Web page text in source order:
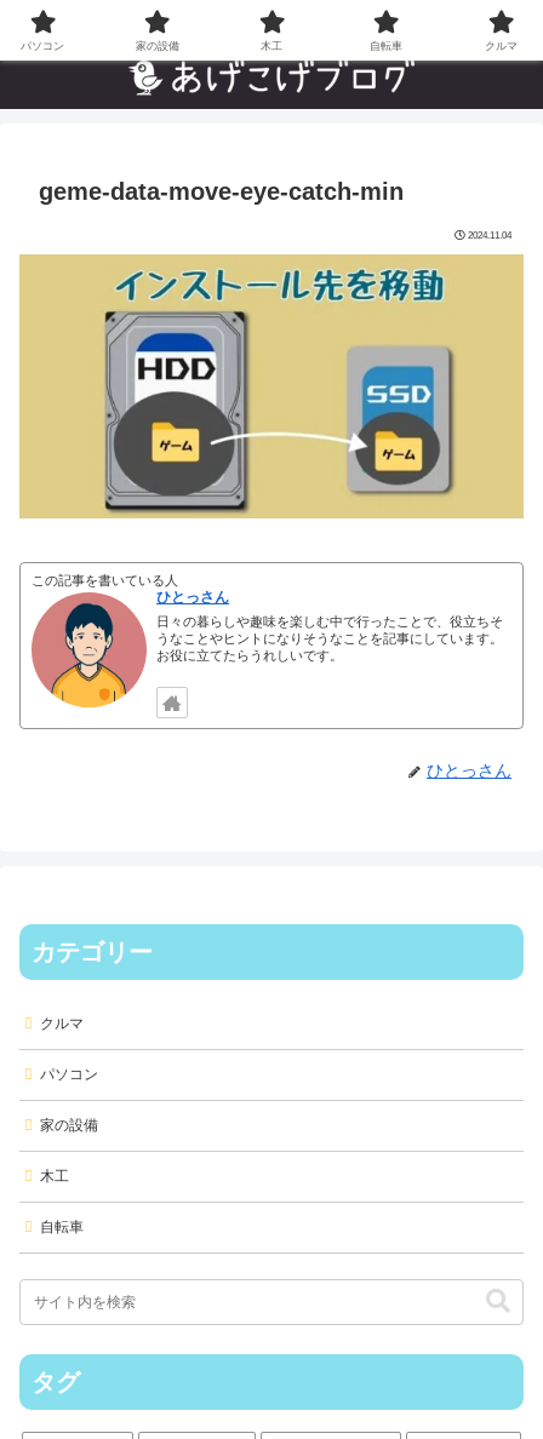
自分でやった”あんなことやこんなこと”の趣味ブログ
geme-data-move-eye-catch-min
2024.11.04
この記事を書いている人
ひとっさん
日々の暮らしや趣味を楽しむ中で行ったことで、役立ちそ
うなことやヒントになりそうなことを記事にしています。
お役に立てたらうれしいです。
ひとっさん
カテゴリー
クルマ
パソコン
家の設備
木工
自転車
タグ
パソコン 家の設備 木工 自転車 クルマ